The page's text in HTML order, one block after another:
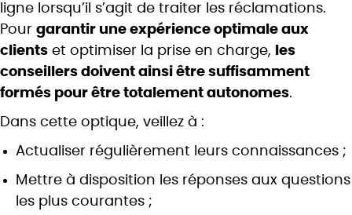
ligne lorsqu’il s’agit de traiter les réclamations.
Pour garantir une expérience optimale aux
clients et optimiser la prise en charge,
les
conseillers doivent ainsi être suffisamment
formés pour être totalement autonomes.
Dans cette optique, veillez à :
Actualiser régulièrement leurs connaissances ;
Mettre à disposition les réponses aux questions
les plus courantes ;